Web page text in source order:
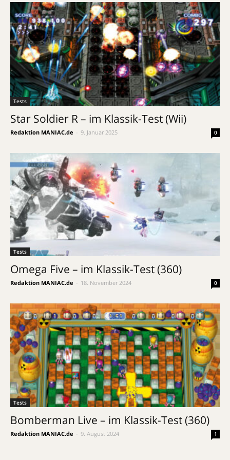
Tests
Star Soldier R – im Klassik-Test (Wii)
Redaktion MANIAC.de 9. Januar 2025 0
Tests
Omega Five – im Klassik-Test (360)
Redaktion MANIAC.de 18. November 2024 0
Tests
Bomberman Live – im Klassik-Test (360)
Redaktion MANIAC.de 9. August 2024 1